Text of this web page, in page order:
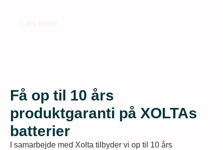
Få op til 10 års
produktgaranti på XOLTAs
batterier
I samarbejde med Xolta tilbyder vi op til 10 års